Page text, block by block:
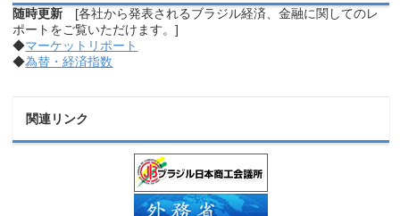
随時更新 [各社から発表されるブラジル経済、金融に関してのレ
ポートをご覧いただけます。]
◆マーケットリポート
◆為替・経済指数
関連リンク